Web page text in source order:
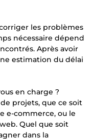
les problèmes
nécessaire dépend
Après avoir
estimation du délai
en charge ?
projets, que ce soit
e-commerce, ou le
Quel que soit
dans la